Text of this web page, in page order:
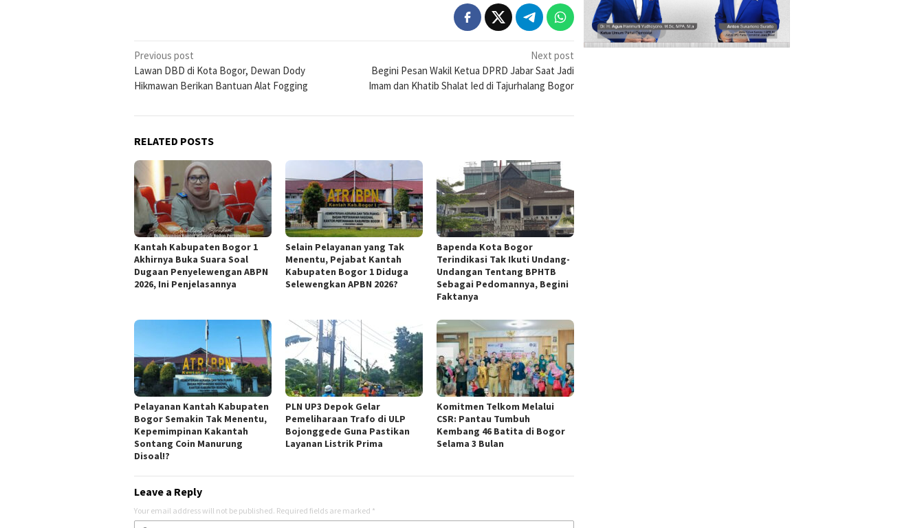
Post
navigation
Previous post
Lawan DBD di Kota Bogor, Dewan Dody
Hikmawan Berikan Bantuan Alat Fogging
Next post
Begini Pesan Wakil Ketua DPRD Jabar Saat Jadi
Imam dan Khatib Shalat Ied di Tajurhalang Bogor
RELATED POSTS
Kantah Kabupaten Bogor 1
Akhirnya Buka Suara Soal
Dugaan Penyelewengan ABPN
2026, Ini Penjelasannya
Selain Pelayanan yang Tak
Menentu, Pejabat Kantah
Kabupaten Bogor 1 Diduga
Selewengkan APBN 2026?
Bapenda Kota Bogor
Terindikasi Tak Ikuti Undang-
Undangan Tentang BPHTB
Sebagai Pedomannya, Begini
Faktanya
Pelayanan Kantah Kabupaten
Bogor Semakin Tak Menentu,
Kepemimpinan Kakantah
Sontang Coin Manurung
Disoal!?
PLN UP3 Depok Gelar
Pemeliharaan Trafo di ULP
Bojonggede Guna Pastikan
Layanan Listrik Prima
Komitmen Telkom Melalui
CSR: Pantau Tumbuh
Kembang 46 Batita di Bogor
Selama 3 Bulan
Leave a Reply
Your email address will not be published. Required fields are marked *